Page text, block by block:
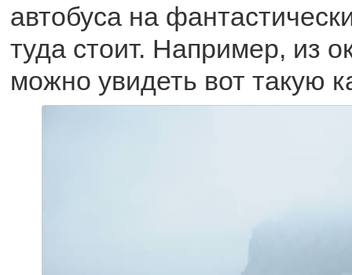
автобуса на
туда стоит. Например, из
можно увидеть вот такую